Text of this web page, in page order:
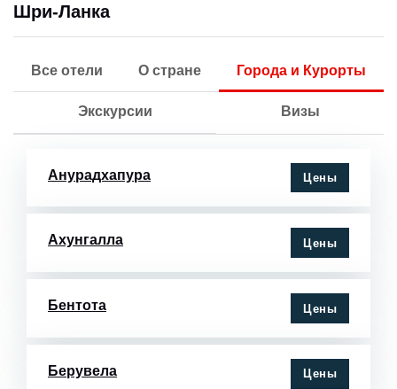
Шри-Ланка
Все отели О стране Города и Курорты
Экскурсии Визы
Анурадхапура Цены
Ахунгалла Цены
Бентота Цены
Берувела Цены